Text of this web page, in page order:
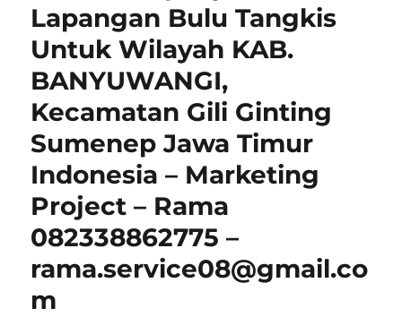
Lapangan Bulu Tangkis
Untuk Wilayah KAB.
BANYUWANGI,
Kecamatan Gili Ginting
Sumenep Jawa Timur
Indonesia – Marketing
Project – Rama
082338862775 –
rama.service08@gmail.co
m